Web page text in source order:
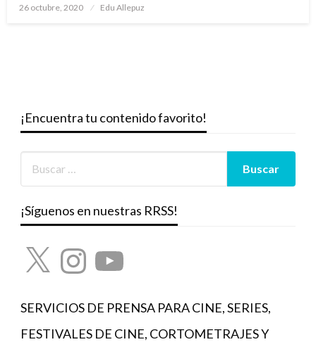
Publicado
26 octubre, 2020 Edu Allepuz
¡Encuentra tu contenido favorito!
¡Síguenos en nuestras RRSS!
X InstagramYouTube
SERVICIOS DE PRENSA PARA CINE, SERIES,
FESTIVALES DE CINE, CORTOMETRAJES Y